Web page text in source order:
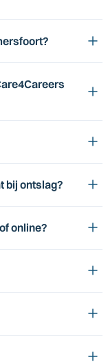
bij ontslag?
online?